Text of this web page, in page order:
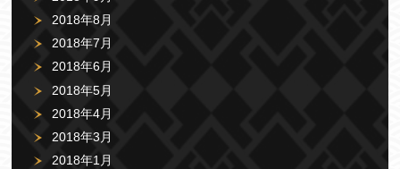
2018年8月
2018年7月
2018年6月
2018年5月
2018年4月
2018年3月
2018年1月